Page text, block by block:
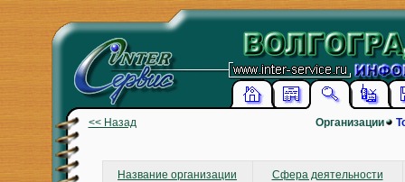
<< Назад Организации
Название организации Сфера деятельности